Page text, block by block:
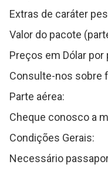
Extras de caráter
Valor do pacote
Preços em Dólar por
Consulte-nos sobre
Parte aérea:
Cheque conosco a
Condições Gerais:
Necessário